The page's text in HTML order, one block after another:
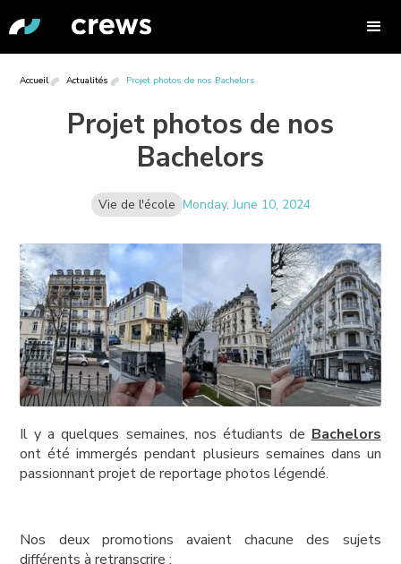
Accueil Actualités Projet photos de nos Bachelors
Projet photos de nos
Bachelors
Vie de l'école Monday, June 10, 2024
Il y a quelques semaines, nos étudiants de Bachelors
ont été immergés pendant plusieurs semaines dans un
passionnant projet de reportage photos légendé.
Nos deux promotions avaient chacune des sujets
différents à retranscrire :